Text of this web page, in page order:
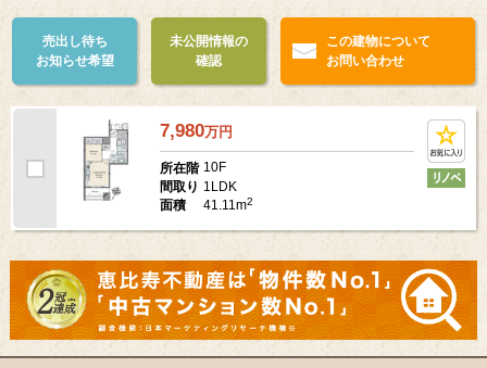
売出し待ち
お知らせ希望
未公開情報の
確認
この建物について
お問い合わせ
7,980万円
所在階 10F
間取り 1LDK
面積
41.11m2